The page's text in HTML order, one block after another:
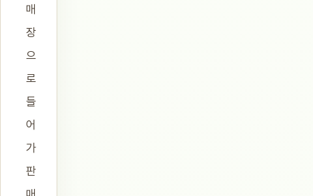
매
장
으
로
들
어
가
판